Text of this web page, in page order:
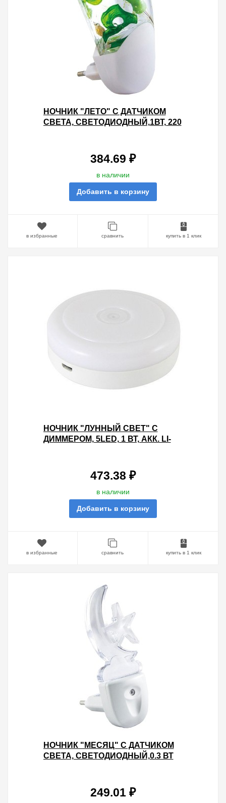
НОЧНИК "ЛЕТО" С ДАТЧИКОМ
СВЕТА, СВЕТОДИОДНЫЙ,1ВТ, 220
384.69 ₽
в наличии
Добавить в корзину
в избранные сравнить купить в 1 клик
НОЧНИК "ЛУННЫЙ СВЕТ" С
ДИММЕРОМ, 5LED, 1 ВТ, АКК. LI-
473.38 ₽
в наличии
Добавить в корзину
в избранные сравнить купить в 1 клик
НОЧНИК "МЕСЯЦ" С ДАТЧИКОМ
СВЕТА, СВЕТОДИОДНЫЙ,0.3 ВТ
249.01 ₽